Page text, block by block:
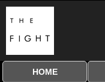
HOME